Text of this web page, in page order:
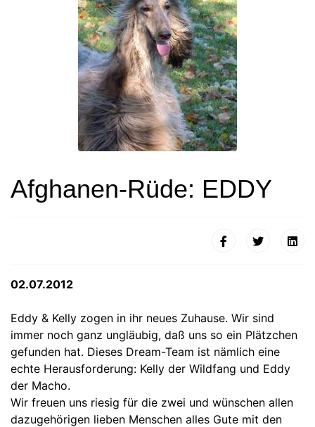
Afghanen-Rüde: EDDY
02.07.2012
Eddy & Kelly zogen in ihr neues Zuhause. Wir sind
immer noch ganz ungläubig, daß uns so ein Plätzchen
gefunden hat. Dieses Dream-Team ist nämlich eine
echte Herausforderung: Kelly der Wildfang und Eddy
der Macho.
Wir freuen uns riesig für die zwei und wünschen allen
dazugehörigen lieben Menschen alles Gute mit den